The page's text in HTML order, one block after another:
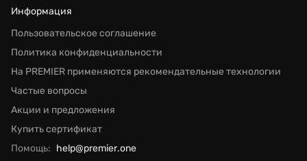
Информация
Пользовательское соглашение
Политика конфиденциальности
На PREMIER применяются рекомендательные технологии
Частые вопросы
Акции и предложения
Купить сертификат
Помощь: help@premier.one